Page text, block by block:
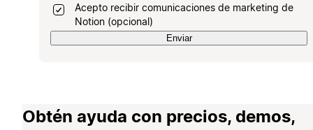
Acepto recibir comunicaciones de marketing de
Notion (opcional)
Enviar
Obtén ayuda con precios, demos,